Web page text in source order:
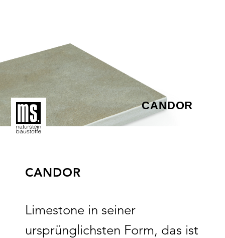
CANDOR
CANDOR
Limestone in seiner
ursprünglichsten Form, das ist